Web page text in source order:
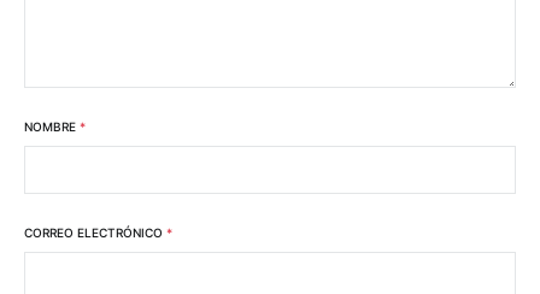
NOMBRE *
CORREO ELECTRÓNICO *